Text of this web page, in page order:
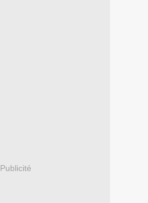
Publicité